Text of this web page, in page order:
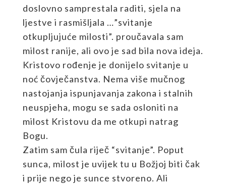
doslovno samprestala raditi, sjela na
ljestve i rasmišljala …”svitanje
otkupljujuće milosti”. proučavala sam
milost ranije, ali ovo je sad bila nova ideja.
Kristovo rođenje je donijelo svitanje u
noć čovječanstva. Nema više mučnog
nastojanja ispunjavanja zakona i stalnih
neuspjeha, mogu se sada osloniti na
milost Kristovu da me otkupi natrag
Bogu.
Zatim sam čula riječ “svitanje”. Poput
sunca, milost je uvijek tu u Božjoj biti čak
i prije nego je sunce stvoreno. Ali